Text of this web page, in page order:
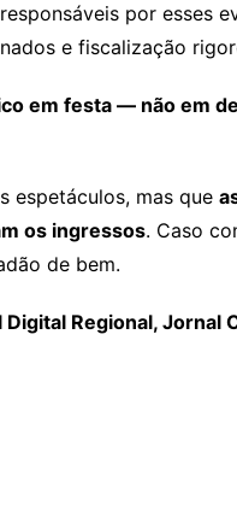
por esses
e fiscalização
em festa — não em
espetáculos, mas que
os ingressos. Caso
de bem.
Regional, Jornal